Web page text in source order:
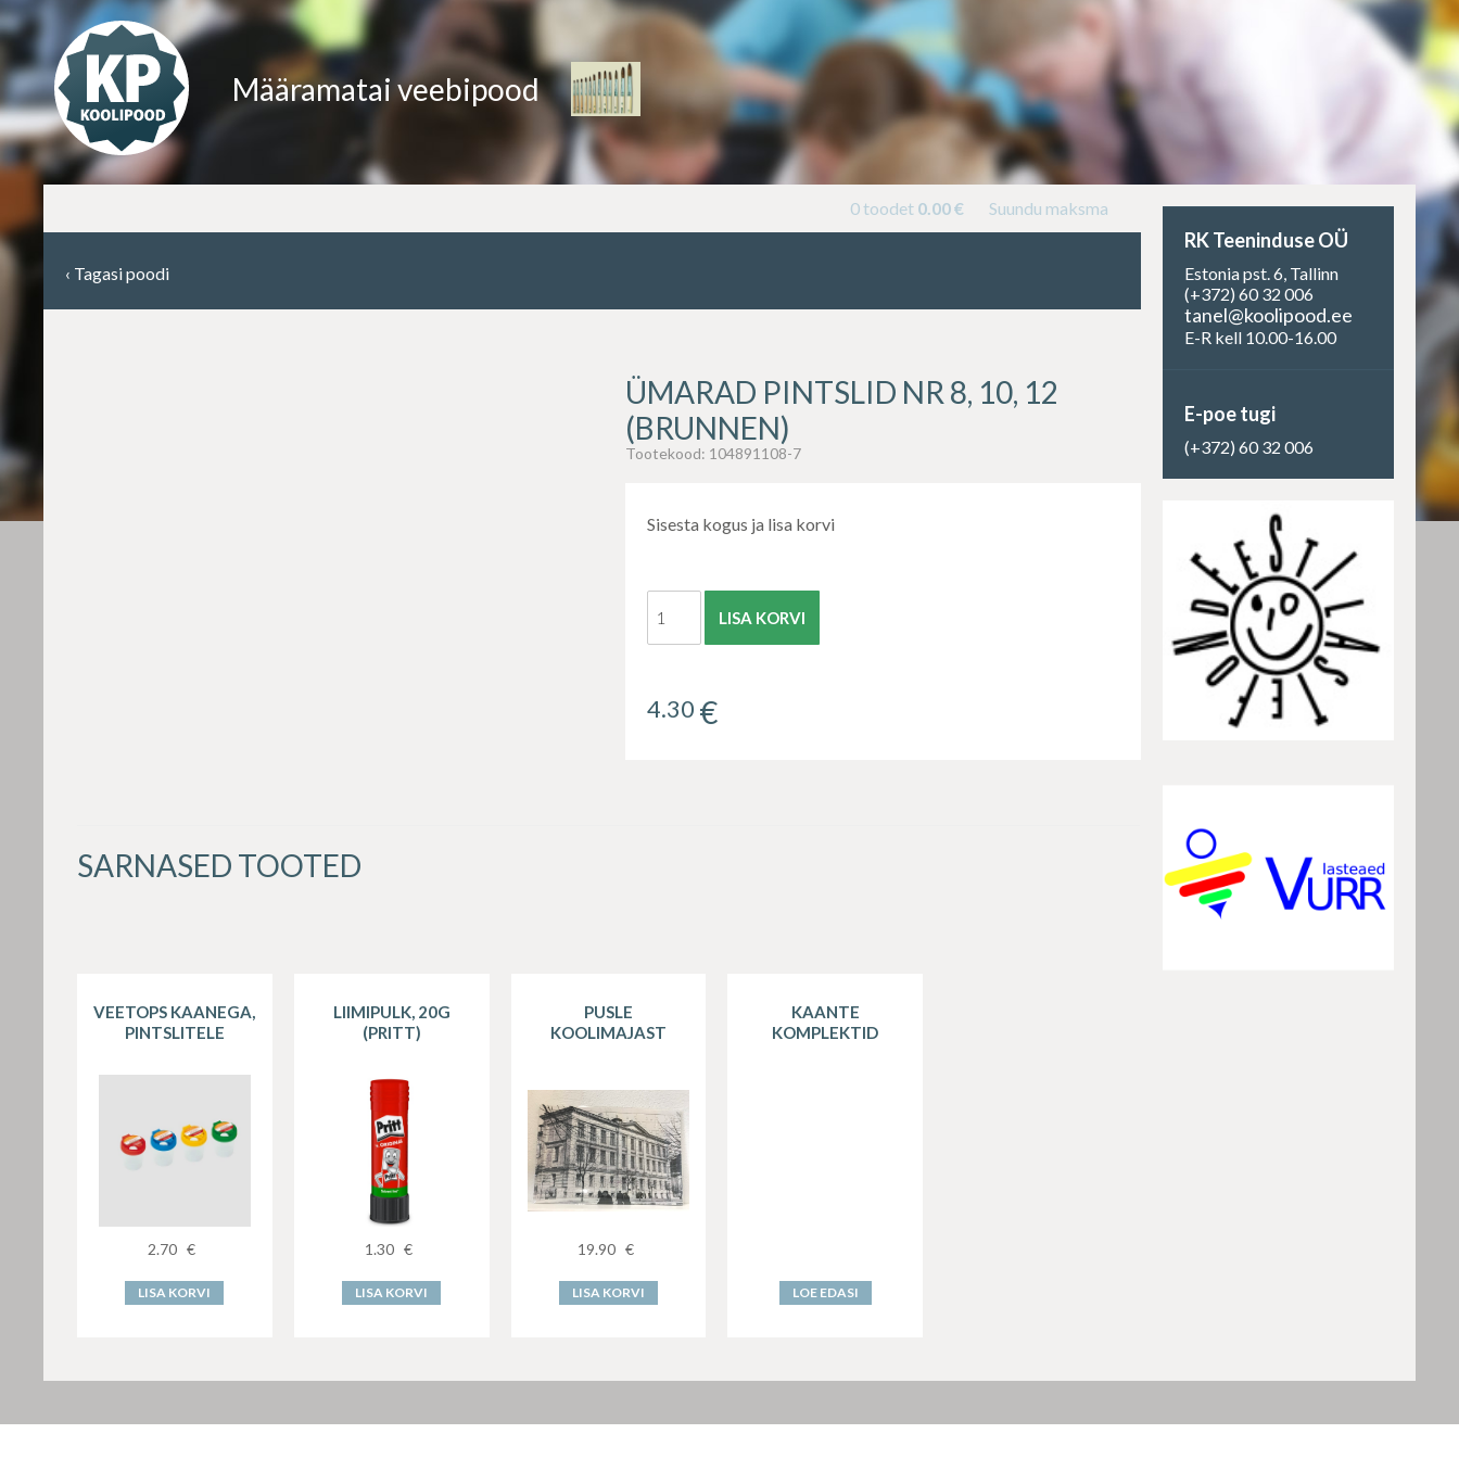
Määramatai veebipood
0 toodet 0.00€ Suundu maksma
‹ Tagasi poodi
ÜMARAD PINTSLID NR 8, 10, 12
(BRUNNEN)
Tootekood: 104891108-7
Sisesta kogus ja lisa korvi
LISA KORVI
4.30 €
SARNASED TOOTED
VEETOPS KAANEGA,
PINTSLITELE
2.70 €
LISA KORVI
LIIMIPULK, 20G
(PRITT)
1.30 €
LISA KORVI
PUSLE
KOOLIMAJAST
19.90 €
LISA KORVI
KAANTE
KOMPLEKTID
LOE EDASI
RK Teeninduse OÜ
Estonia pst. 6, Tallinn
(+372) 60 32 006
tanel@koolipood.ee
E-R kell 10.00-16.00
E-poe tugi
(+372) 60 32 006